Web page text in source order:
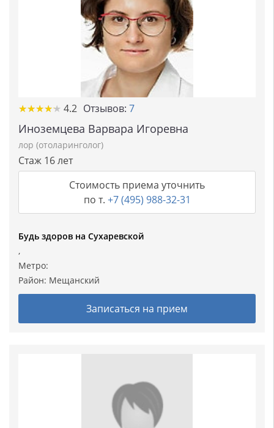
★★★★★
★★★★★ 4.2 Отзывов: 7
Иноземцева Варвара Игоревна
лор (отоларинголог)
Стаж 16 лет
Стоимость приема уточнить
по т. +7 (495) 988-32-31
Будь здоров на Сухаревской
,
Метро:
Район: Мещанский
Записаться на прием